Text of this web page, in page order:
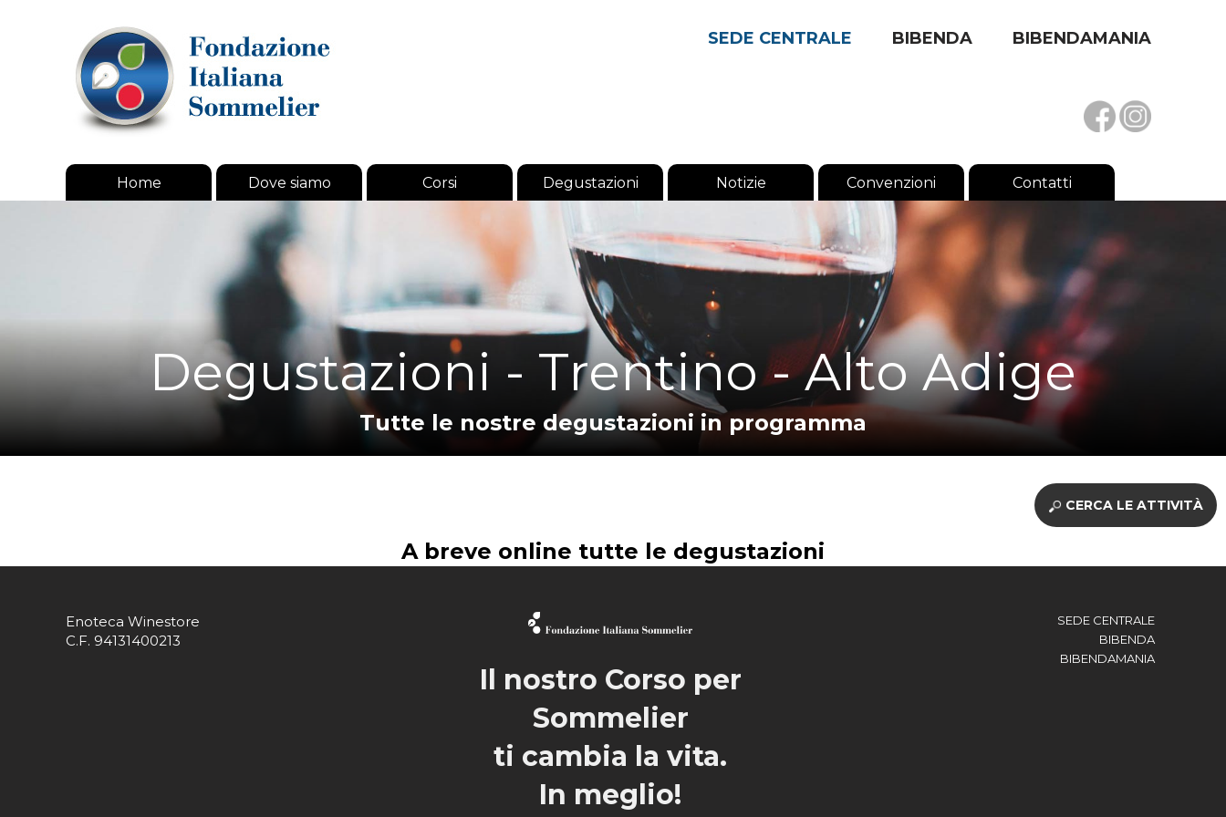
Home Dove siamo Corsi Degustazioni Notizie Convenzioni Contatti
SEDE CENTRALE BIBENDA BIBENDAMANIA
Degustazioni - Trentino - Alto Adige
Tutte le nostre degustazioni in programma
CERCA LE ATTIVITÀ
A breve online tutte le degustazioni
Enoteca Winestore
C.F. 94131400213
Il nostro Corso per
Sommelier
ti cambia la vita.
In meglio!
SEDE CENTRALE
BIBENDA
BIBENDAMANIA